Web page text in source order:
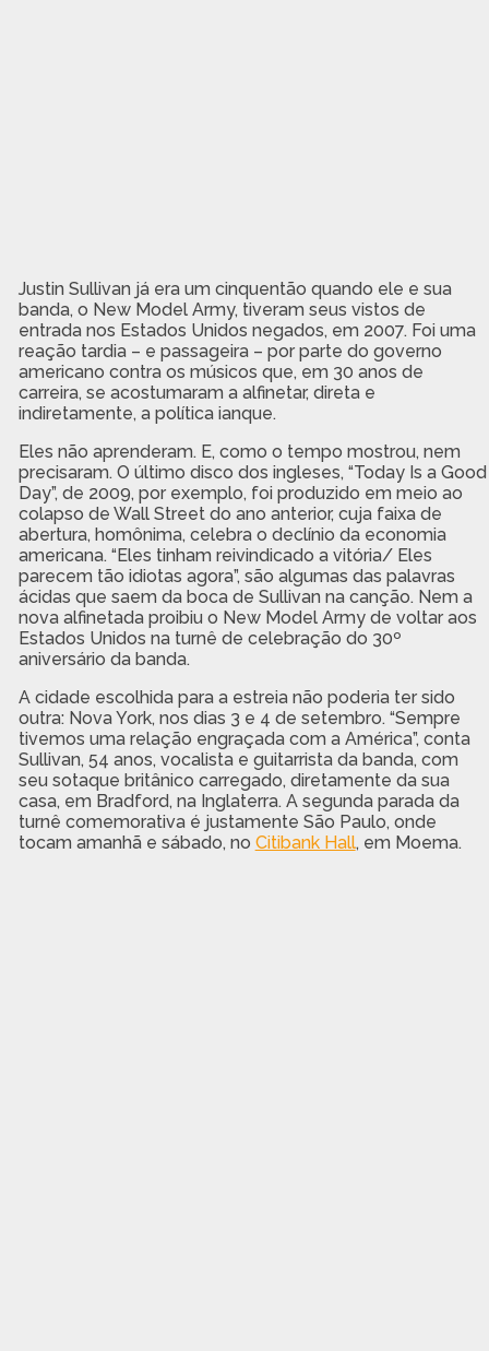
Justin Sullivan já era um cinquentão quando ele e sua
banda, o New Model Army, tiveram seus vistos de
entrada nos Estados Unidos negados, em 2007. Foi uma
reação tardia – e passageira – por parte do governo
americano contra os músicos que, em 30 anos de
carreira, se acostumaram a alfinetar, direta e
indiretamente, a política ianque.
Eles não aprenderam. E, como o tempo mostrou, nem
precisaram. O último disco dos ingleses, “Today Is a Good
Day”, de 2009, por exemplo, foi produzido em meio ao
colapso de Wall Street do ano anterior, cuja faixa de
abertura, homônima, celebra o declínio da economia
americana. “Eles tinham reivindicado a vitória/ Eles
parecem tão idiotas agora”, são algumas das palavras
ácidas que saem da boca de Sullivan na canção. Nem a
nova alfinetada proibiu o New Model Army de voltar aos
Estados Unidos na turnê de celebração do 30º
aniversário da banda.
A cidade escolhida para a estreia não poderia ter sido
outra: Nova York, nos dias 3 e 4 de setembro. “Sempre
tivemos uma relação engraçada com a América”, conta
Sullivan, 54 anos, vocalista e guitarrista da banda, com
seu sotaque britânico carregado, diretamente da sua
casa, em Bradford, na Inglaterra. A segunda parada da
turnê comemorativa é justamente São Paulo, onde
tocam amanhã e sábado, no Citibank Hall, em Moema.